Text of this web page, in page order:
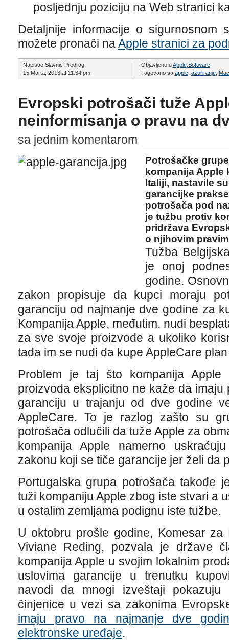
posljednju poziciju na Web stranici
Detaljnije informacije o sigurnosnom
možete pronači naApple stranici za
Napisao Slavnic Predrag
15 Marta, 2013 at 11:34 pm
Objavljeno uApple, Software
Tagovano sa apple, ažuriranje, Mac
Evropski potrošači tuže
neinformisanja o pravu na
sa jednim komentarom
Potrošačke
kompanija Apple
Italiji, nastavile
garancijke
potrošača pod
je tužbu protiv
pridržava
o njihovim
Tužba
je onoj
godine.
zakon propisuje da kupci moraju
garanciju od najmanje dve godine za
Kompanija Apple, međutim, nudi
za sve svoje proizvode a ukoliko
tada im se nudi da kupe AppleCare
Problem je taj što kompanija Apple
proizvoda eksplicitno ne kaže da
garanciju u trajanju od dve godine
AppleCare. To je razlog zašto su
potrošača odlučili da tuže Apple za
kompanija Apple namerno
zakonu koji se tiče garancije jer želi da
Portugalska grupa potrošača takođe
tuži kompaniju Apple zbog iste stvari a
u ostalim zemljama podignu iste tužbe.
U oktobru prošle godine, Komesar za
Viviane Reding, pozvala je države
kompanija Apple u svojim lokalnim
uslovima garancije u trenutku
navodi da mnogi izveštaji
činjenice u vezi sa zakonima
imaju pravo na najmanje dve
elektronske uređaje.